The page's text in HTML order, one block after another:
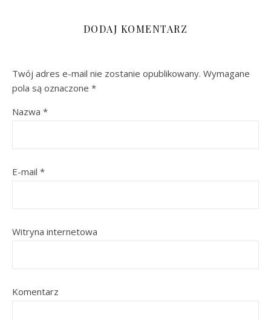
DODAJ KOMENTARZ
Twój adres e-mail nie zostanie opublikowany. Wymagane
pola są oznaczone *
Nazwa *
E-mail *
Witryna internetowa
Komentarz